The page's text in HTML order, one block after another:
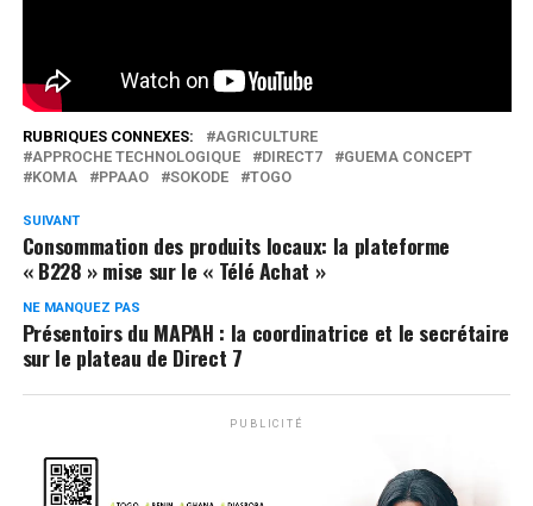
RUBRIQUES CONNEXES:
AGRICULTURE
APPROCHE TECHNOLOGIQUE
DIRECT7
GUEMA CONCEPT
KOMA
PPAAO SOKODE TOGO
SUIVANT
Consommation des produits locaux: la plateforme
« B228 » mise sur le « Télé Achat »
NE MANQUEZ PAS
Présentoirs du MAPAH : la coordinatrice et le secrétaire
sur le plateau de Direct 7
PUBLICITÉ